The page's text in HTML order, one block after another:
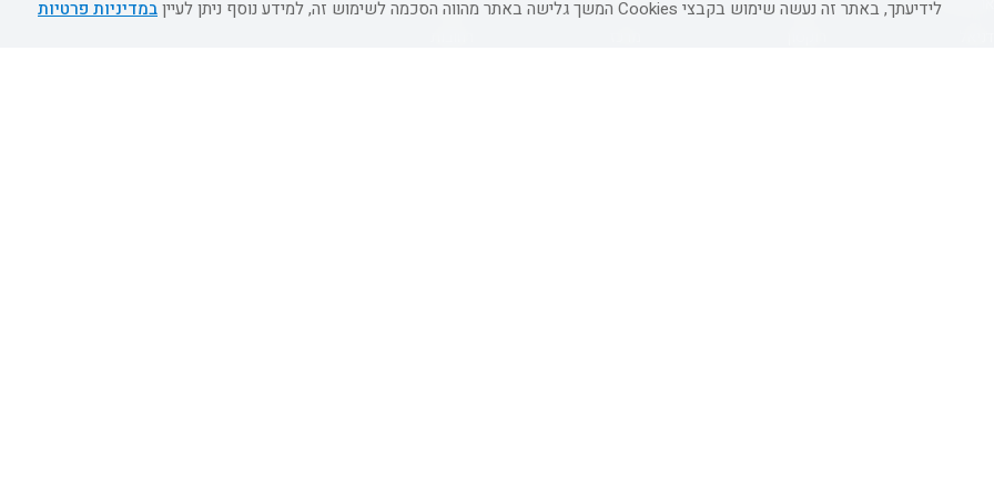
לידיעתך, באתר זה נעשה שימוש בקבצי Cookies המשך גלישה באתר מהווה הסכמה לשימוש זה, למידע נוסף ניתן לעיין במדיניות פרטיות